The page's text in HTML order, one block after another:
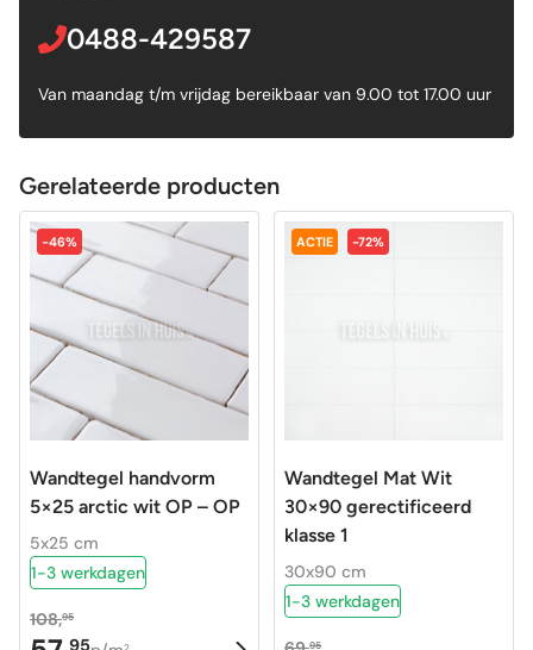
0488-429587
Van maandag t/m vrijdag bereikbaar van 9.00 tot 17.00 uur
Gerelateerde producten
-46%
Wandtegel handvorm
5×25 arctic wit OP – OP
5x25 cm
1-3 werkdagen
108,95
95
ACTIE -72%
Wandtegel Mat Wit
30×90 gerectificeerd
klasse 1
30x90 cm
1-3 werkdagen
95